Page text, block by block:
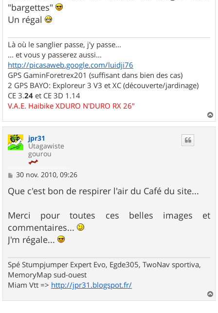
"bargettes"
Un régal
Là où le sanglier passe, j'y passe...
... et vous y passerez aussi...
http://picasaweb.google.com/luidji76
GPS GaminForetrex201 (suffisant dans bien des cas)
2 GPS BAYO: Exploreur 3 V3 et XC (découverte/jardinage)
CE 3.24 et CE 3D 1.14
V.A.E. Haibike XDURO N'DURO RX 26"
a
jpr31
Utagawiste
gourou
M
s
s
g
e
30 nov. 2010, 09:26
Que c'est bon de respirer l'air du Café du site...
Merci pour toutes ces belles images et
commentaires...
J'm régale...
Spé Stumpjumper Expert Evo, Egde305, TwoNav sportiva,
MemoryMap sud-ouest
Miam Vtt => http://jpr31.blogspot.fr/
a